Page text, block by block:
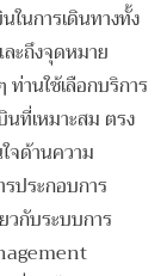
นการเดินทางทั้ง
ละถึงจุดหมาย
านใช้เลือกบริการ
นที่เหมาะสม ตรง
จด้านความ
ประกอบการ
วกับระบบการ